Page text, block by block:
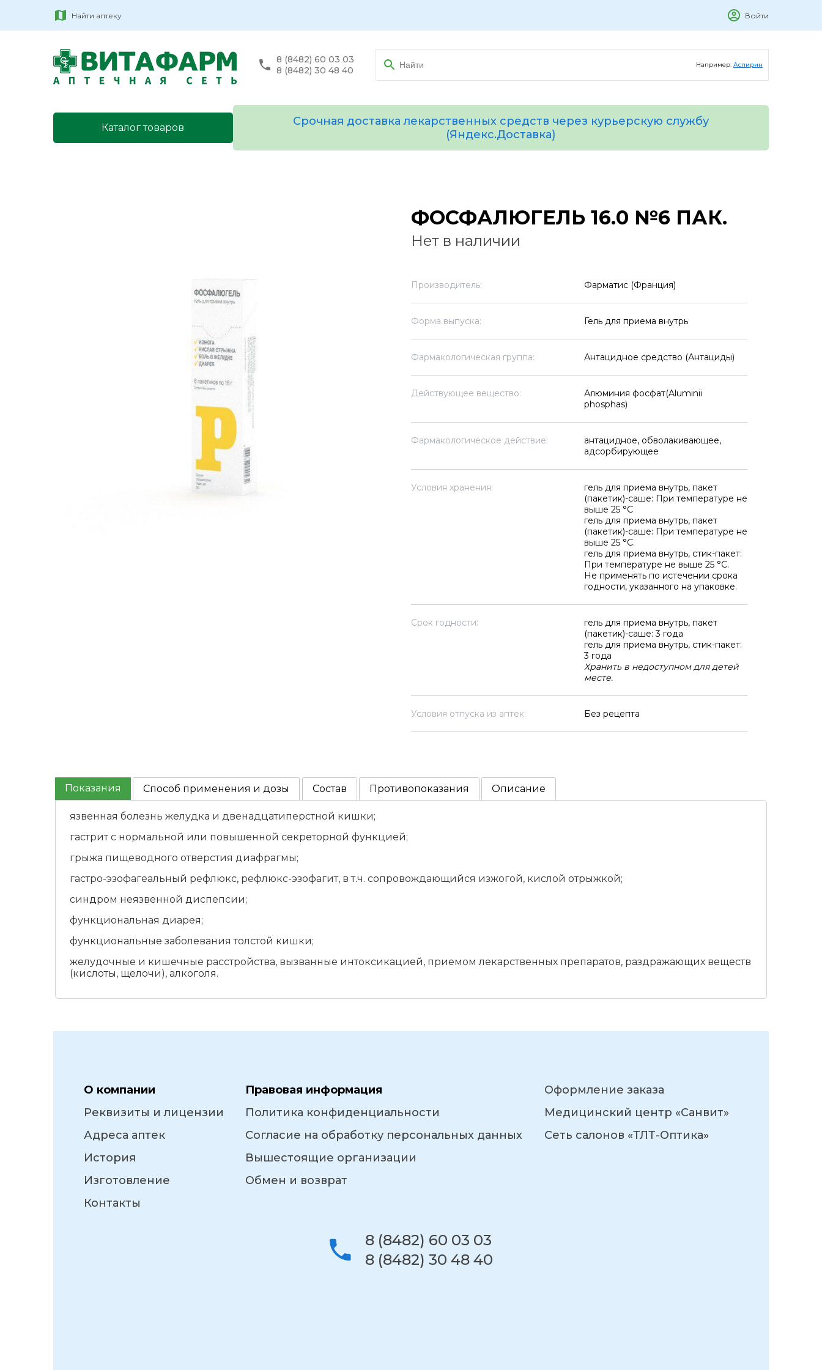
Найти аптеку Войти
8 (8482) 60 03 03
8 (8482) 30 48 40
Например: Аспирин
Каталог товаров
Срочная доставка лекарственных средств через курьерскую службу
(Яндекс.Доставка)
ФОСФАЛЮГЕЛЬ 16.0 №6 ПАК.
Нет в наличии
Производитель: Фарматис (Франция)
Форма выпуска: Гель для приема внутрь
Фармакологическая группа: Антацидное средство (Антациды)
Действующее вещество:
Алюминия фосфат(Aluminii
phosphas)
Фармакологическое действие:
антацидное, обволакивающее,
адсорбирующее
Условия хранения:
гель для приема внутрь, пакет
(пакетик)-саше: При температуре не
выше 25 °C
гель для приема внутрь, пакет
(пакетик)-саше: При температуре не
выше 25 °C.
гель для приема внутрь, стик-пакет:
При температуре не выше 25 °C.
Не применять по истечении срока
годности, указанного на упаковке.
Срок годности:
гель для приема внутрь, пакет
(пакетик)-саше: 3 года
гель для приема внутрь, стик-пакет:
3 года
Хранить в недоступном для детей
месте.
Условия отпуска из аптек: Без рецепта
Показания Способ применения и дозы Состав Противопоказания Описание
язвенная болезнь желудка и двенадцатиперстной кишки;
гастрит с нормальной или повышенной секреторной функцией;
грыжа пищеводного отверстия диафрагмы;
гастро-эзофагеальный рефлюкс, рефлюкс-эзофагит, в т.ч. сопровождающийся изжогой, кислой отрыжкой;
синдром неязвенной диспепсии;
функциональная диарея;
функциональные заболевания толстой кишки;
желудочные и кишечные расстройства, вызванные интоксикацией, приемом лекарственных препаратов, раздражающих веществ
(кислоты, щелочи), алкоголя.
О компании
Реквизиты и лицензии
Адреса аптек
История
Изготовление
Контакты
Правовая информация
Политика конфиденциальности
Согласие на обработку персональных данных
Вышестоящие организации
Обмен и возврат
Оформление заказа
Медицинский центр «Санвит»
Сеть салонов «ТЛТ-Оптика»
8 (8482) 60 03 03
8 (8482) 30 48 40